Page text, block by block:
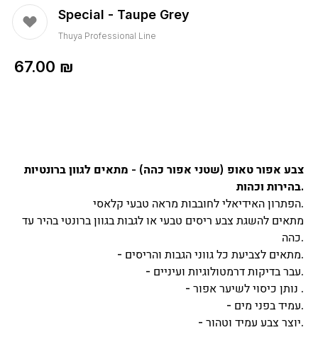
Special - Taupe Grey
Thuya Professional Line
67.00 ₪
צבע אפור טאופ (שטני אפור כהה) - מתאים לגוון ברונטיות
בהירות וכהות.
הפתרון האידיאלי לחובבות מראה טבעי קלאסי.
מתאים להשגת צבע ריסים טבעי או לגבות בגוון ברונטי בהיר עד
כהה.
- מתאים לצביעת כל גווני הגבות והריסים.
- עבר בדיקות דרמטולוגיות ועיניים.
- נותן כיסוי לשיער אפור .
- עמיד בפני מים.
- יוצר צבע עמיד וטהור.